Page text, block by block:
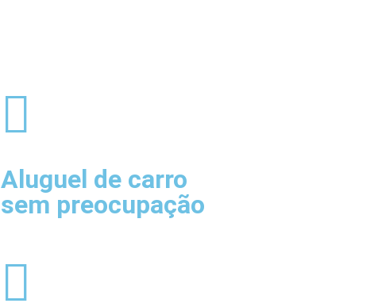
Aluguel de carro
sem preocupação